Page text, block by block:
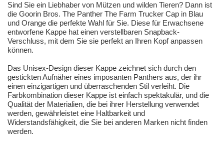
Sind Sie ein Liebhaber von Mützen und wilden Tieren? Dann ist
die Goorin Bros. The Panther The Farm Trucker Cap in Blau
und Orange die perfekte Wahl für Sie. Diese für Erwachsene
entworfene Kappe hat einen verstellbaren Snapback-
Verschluss, mit dem Sie sie perfekt an Ihren Kopf anpassen
können.
Das Unisex-Design dieser Kappe zeichnet sich durch den
gestickten Aufnäher eines imposanten Panthers aus, der ihr
einen einzigartigen und überraschenden Stil verleiht. Die
Farbkombination dieser Kappe ist einfach spektakulär, und die
Qualität der Materialien, die bei ihrer Herstellung verwendet
werden, gewährleistet eine Haltbarkeit und
Widerstandsfähigkeit, die Sie bei anderen Marken nicht finden
werden.